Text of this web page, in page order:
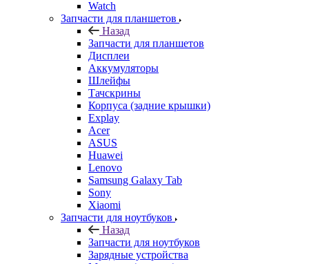
Запчасти для планшетов
Назад
Запчасти для планшетов
Дисплеи
Аккумуляторы
Шлейфы
Тачскрины
Корпуса (задние крышки)
Explay
Acer
ASUS
Huawei
Lenovo
Samsung Galaxy Tab
Sony
Xiaomi
Запчасти для ноутбуков
Назад
Запчасти для ноутбуков
Зарядные устройства
Матрицы/экраны/дисплеи